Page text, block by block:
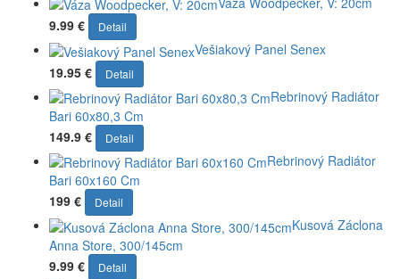
9.99 €
Detail
Vešiakový Panel Senex
19.95 €
Detail
Rebrinový Radiátor
Bari 60x80,3 Cm
149.9 €
Detail
Rebrinový Radiátor
Bari 60x160 Cm
199 €
Detail
Kusová Záclona
Anna Store, 300/145cm
9.99 €
Detail